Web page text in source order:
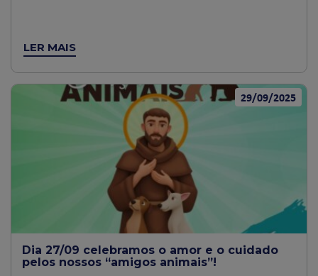
LER MAIS
29/09/2025
Dia 27/09 celebramos o amor e o cuidado
pelos nossos “amigos animais”!